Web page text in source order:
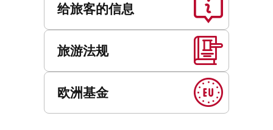
给旅客的信息
旅游法规
欧洲基金